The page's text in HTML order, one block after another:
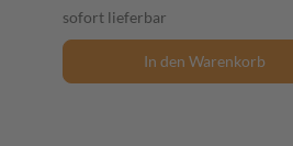
sofort lieferbar
In den Warenkorb